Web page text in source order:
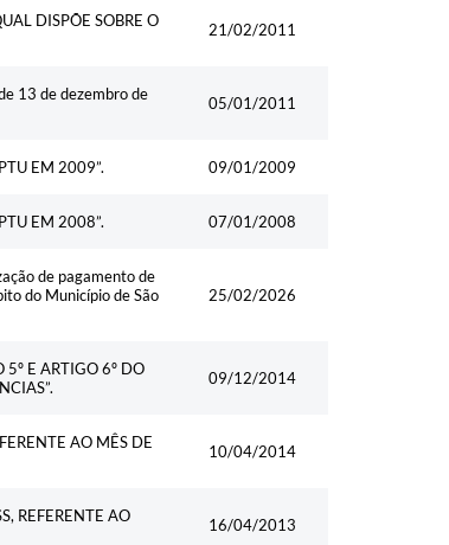
DISPÕE SOBRE O
21/02/2011
13 de dezembro de
05/01/2011
EM 2009”. 09/01/2009
EM 2008”. 07/01/2008
de pagamento de
do Município de São
25/02/2026
5º E ARTIGO 6º DO
09/12/2014
AO MÊS DE
10/04/2014
REFERENTE AO
16/04/2013